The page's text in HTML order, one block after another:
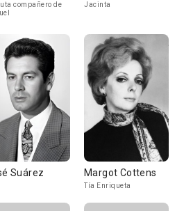
compañero de
Jacinta
Suárez Margot Cottens
Tía Enriqueta